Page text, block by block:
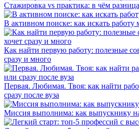
Стажировка vs практика: в чём
В активном поиске: как искать работу
Как найти первую работу: полезные
сразу и много
Первая. Любимая. Твоя: как найти
сразу после вуза
Миссия выполнима: как выпускнику